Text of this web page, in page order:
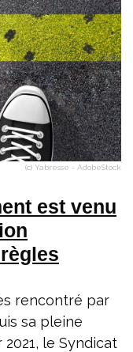
(c) Yabresse - AdobeStock
est venu
rencontré par
sa pleine
le Syndicat